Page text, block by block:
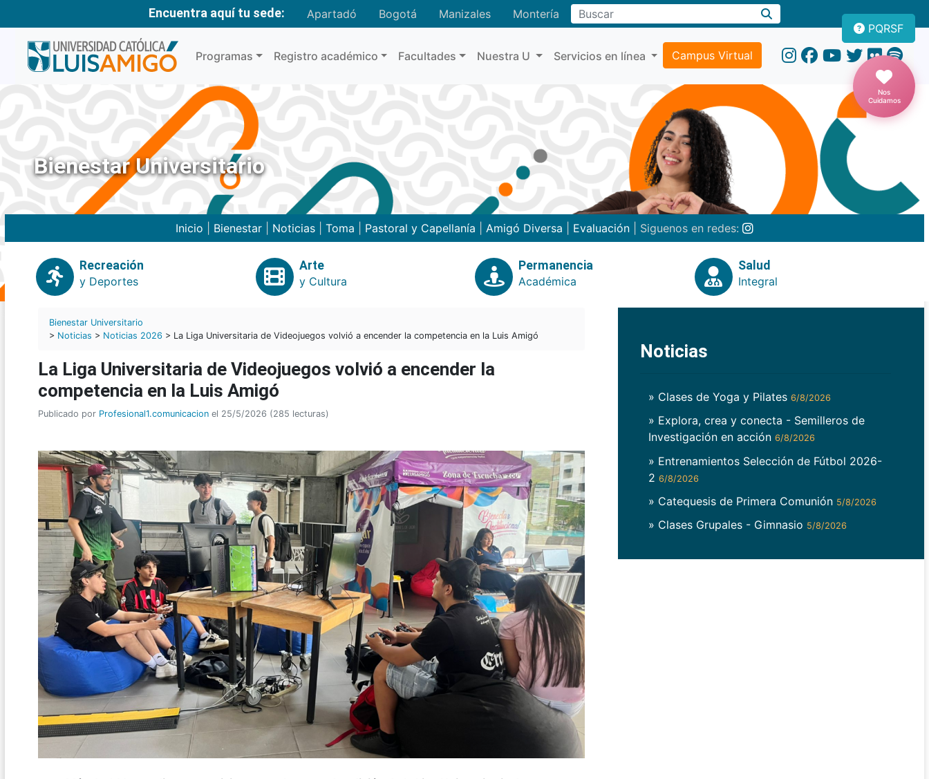
Encuentra aquí tu sede: Apartadó Bogotá Manizales MonteríaBuscar
Programas Registro académico Facultades Nuestra U Servicios en línea Campus Virtual
PQRSF
Nos
Cuidamos
Bienestar Universitario
Inicio Bienestar Noticias Toma Pastoral y Capellanía Amigó Diversa Evaluación | Siguenos en redes:
Recreación
y Deportes
Arte
y Cultura
Permanencia
Académica
Salud
Integral
Bienestar Universitario
> Noticias > Noticias 2026 > La Liga Universitaria de Videojuegos volvió a encender la competencia en la Luis Amigó
La Liga Universitaria de Videojuegos volvió a encender la
competencia en la Luis Amigó
Publicado por Profesional1.comunicacion el 25/5/2026 (285 lecturas)
Noticias
» Clases de Yoga y Pilates 6/8/2026
» Explora, crea y conecta - Semilleros de
Investigación en acción 6/8/2026
» Entrenamientos Selección de Fútbol 2026-
2 6/8/2026
» Catequesis de Primera Comunión 5/8/2026
» Clases Grupales - Gimnasio 5/8/2026